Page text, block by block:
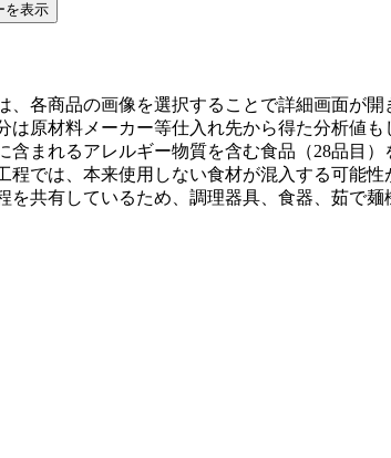
を表示
、各商品の画像を選択することで詳細画面が開
は原材料メーカー等仕⼊れ先から得た分析値
含まれるアレルギー物質を含む⾷品（28品⽬）
程では、本来使⽤しない⾷材が混⼊する可能性
を共有しているため、調理器具、⾷器、茹で麺